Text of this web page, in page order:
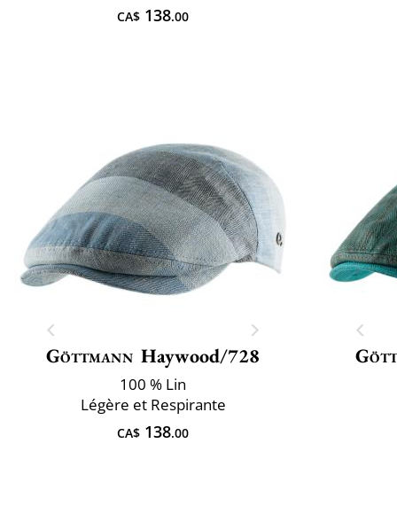
CA$ 138.00
Göttmann Haywood/728
100 % Lin
Légère et Respirante
CA$ 138.00